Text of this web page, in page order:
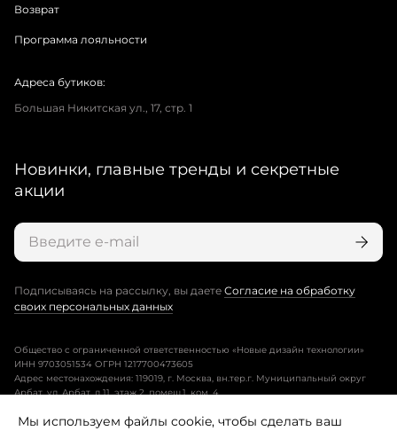
Возврат
Программа лояльности
Адреса бутиков:
Большая Никитская ул., 17, стр. 1
Новинки, главные тренды и секретные
акции
Подписываясь на рассылку, вы даете Согласие на обработку
своих персональных данных
Общество с ограниченной ответственностью «Новые дизайн технологии»
ИНН 9703051534 ОГРН 1217700473605
Адрес местонахождения: 119019, г. Москва, вн.тер.г. Муниципальный округ
Арбат, ул. Арбат, д.11, этаж 2, помещ.1, ком. 4.
Мы используем файлы cookie, чтобы сделать ваш